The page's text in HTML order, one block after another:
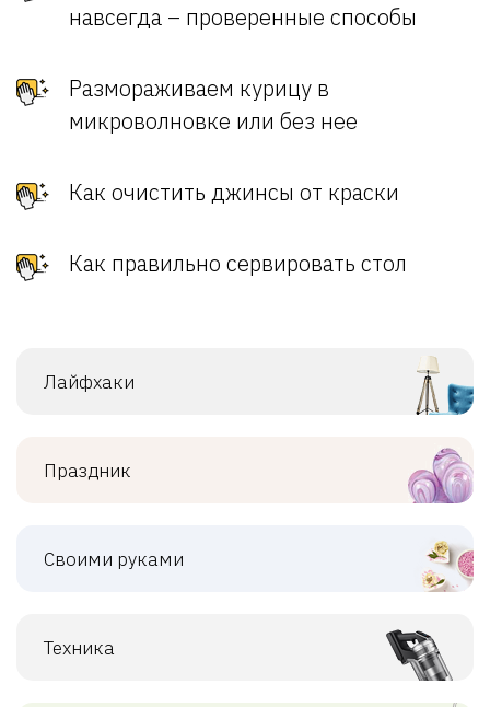
навсегда – проверенные способы
Размораживаем курицу в
микроволновке или без нее
Как очистить джинсы от краски
Как правильно сервировать стол
Лайфхаки
Праздник
Своими руками
Техника